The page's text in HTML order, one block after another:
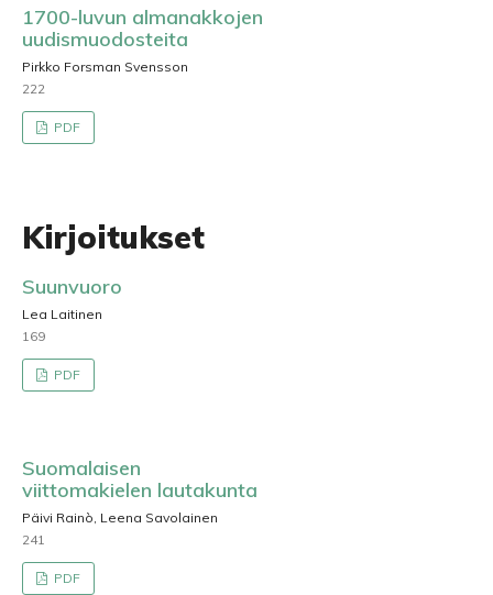
1700-luvun almanakkojen
uudismuodosteita
Pirkko Forsman Svensson
222
PDF
Kirjoitukset
Suunvuoro
Lea Laitinen
169
PDF
Suomalaisen
viittomakielen lautakunta
Päivi Rainò, Leena Savolainen
241
PDF